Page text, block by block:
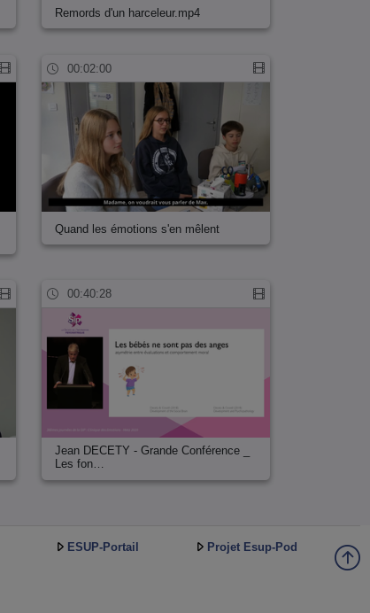
Remords d'un harceleur.mp4
00:02:00
Quand les émotions s'en mêlent
00:40:28
Jean DECETY - Grande Conférence _
Les fon…
ESUP-Portail Projet Esup-Pod